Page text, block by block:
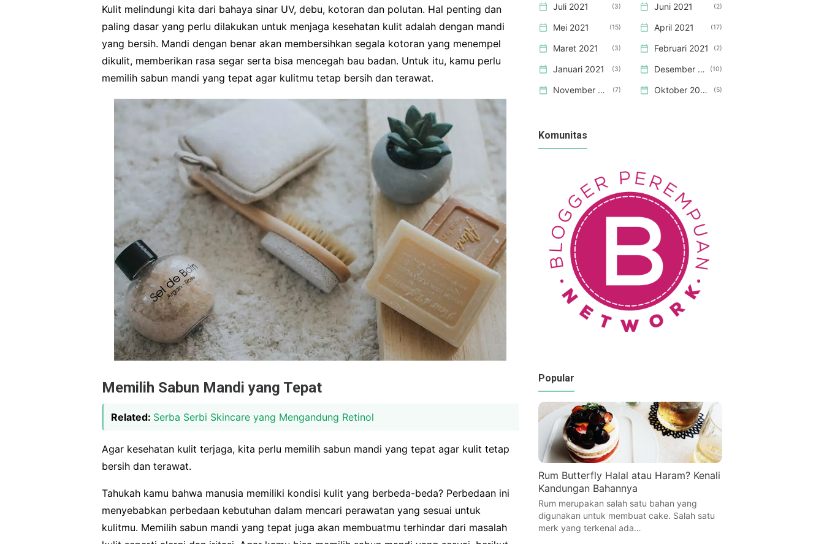
Kulit melindungi kita dari bahaya sinar UV, debu, kotoran dan polutan. Hal penting dan
paling dasar yang perlu dilakukan untuk menjaga kesehatan kulit adalah dengan mandi
yang bersih. Mandi dengan benar akan membersihkan segala kotoran yang menempel
dikulit, memberikan rasa segar serta bisa mencegah bau badan. Untuk itu, kamu perlu
memilih sabun mandi yang tepat agar kulitmu tetap bersih dan terawat.
Memilih Sabun Mandi yang Tepat
Related: Serba Serbi Skincare yang Mengandung Retinol
Agar kesehatan kulit terjaga, kita perlu memilih sabun mandi yang tepat agar kulit tetap
bersih dan terawat.
Tahukah kamu bahwa manusia memiliki kondisi kulit yang berbeda-beda? Perbedaan ini
menyebabkan perbedaan kebutuhan dalam mencari perawatan yang sesuai untuk
kulitmu. Memilih sabun mandi yang tepat juga akan membuatmu terhindar dari masalah
Juli 2021 3 Juni 2021 2
Mei 2021 15 April 2021 17
Maret 2021 3 Februari 2021 2
Januari 2021 3 Desember 2020 10
November 2020 7 Oktober 2020 5
Komunitas
Popular
Rum Butterfly Halal atau Haram? Kenali
Kandungan Bahannya
Rum merupakan salah satu bahan yang
digunakan untuk membuat cake. Salah satu
merk yang terkenal ada…